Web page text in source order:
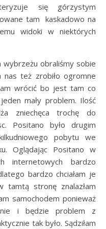
się górzystym
tam kaskadowo na
widoki w niektórych
wybrzeżu obraliśmy sobie
też zrobiło ogromne
wrócić bo jest tam co
mały problem. Ilość
zniechęca trochę do
Positano było drugim
pobytu we
Oglądając Positano w
internetowych bardzo
bardzo chciałam je
stronę znalazłam
samochodem ponieważ
i będzie problem z
tak było. Sądziłam